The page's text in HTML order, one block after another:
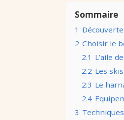
Sommaire
1
2 Choisir le
2.1 L’aile
2.2 Les
2.3 Le
2.4
3